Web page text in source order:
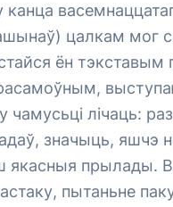
канца
цалкам мог
ён
чамусьці лічаць:
значыць, яшчэ
якасныя прылады.
пытаньне